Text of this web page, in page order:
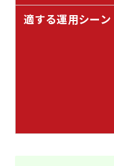
適する運用シーン